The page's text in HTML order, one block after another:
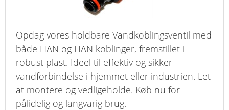
FAVORIT
KONTAKT
B2BLOGIN
Opdag vores holdbare Vandkoblingsventil med
både HAN og HAN koblinger, fremstillet i
robust plast. Ideel til effektiv og sikker
vandforbindelse i hjemmet eller industrien. Let
at montere og vedligeholde. Køb nu for
pålidelig og langvarig brug.